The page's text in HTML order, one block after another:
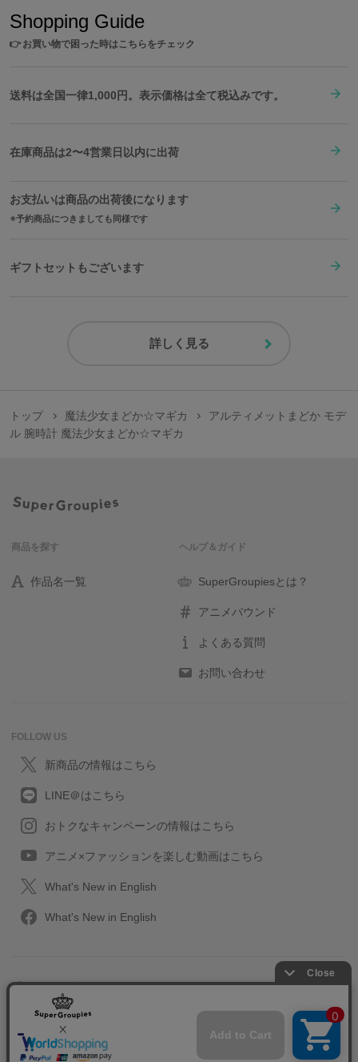
Shopping Guide
👉お買い物で困った時はこちらをチェック
送料は全国一律1,000円。表示価格は全て税込みです。
在庫商品は2〜4営業日以内に出荷
お支払いは商品の出荷後になります
予約商品につきましても同様です
ギフトセットもございます
詳しく見る
トップ 魔法少女まどか☆マギカ
アルティメットまどか モデ
ル 腕時計 魔法少女まどか☆マギカ
商品を探す
作品名一覧
ヘルプ＆ガイド
SuperGroupiesとは？
アニメバウンド
よくある質問
お問い合わせ
FOLLOW US
新商品の情報はこちら
LINE＠はこちら
おトクなキャンペーンの情報はこちら
アニメ×ファッションを楽しむ動画はこちら
What's New in English
What's New in English
プライバシーポリシー
特定取引に関する法律
会社情報/採用情報